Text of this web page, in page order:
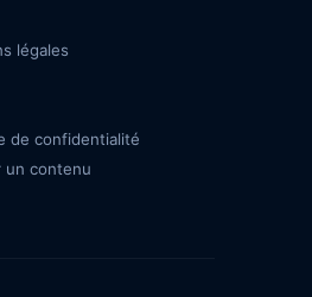
légales
de confidentialité
un contenu